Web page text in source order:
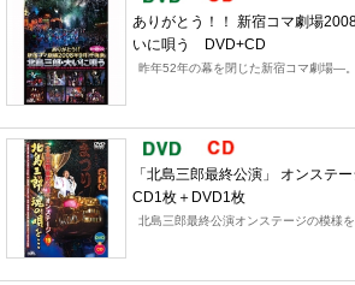
ありがとう！！ 新宿コマ劇場
いに唄う DVD+CD
昨年52年の幕を閉じた新宿コマ劇場―。
「北島三郎最終公演」 オンステ
CD1枚＋DVD1枚
北島三郎最終公演オンステージの模様を